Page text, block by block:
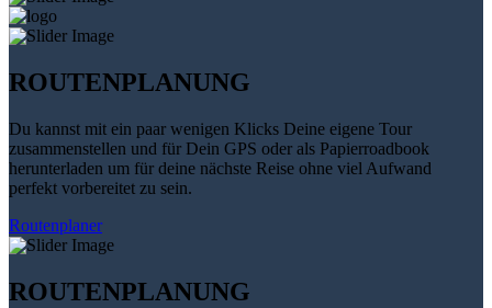
ROUTENPLANUNG
Du kannst mit ein paar wenigen Klicks Deine eigene Tour
zusammenstellen und für Dein GPS oder als Papierroadbook
herunterladen um für deine nächste Reise ohne viel Aufwand
perfekt vorbereitet zu sein.
Routenplaner
ROUTENPLANUNG